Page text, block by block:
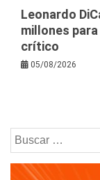
Leonardo
millones
crítico
05/08/2026
Buscar: